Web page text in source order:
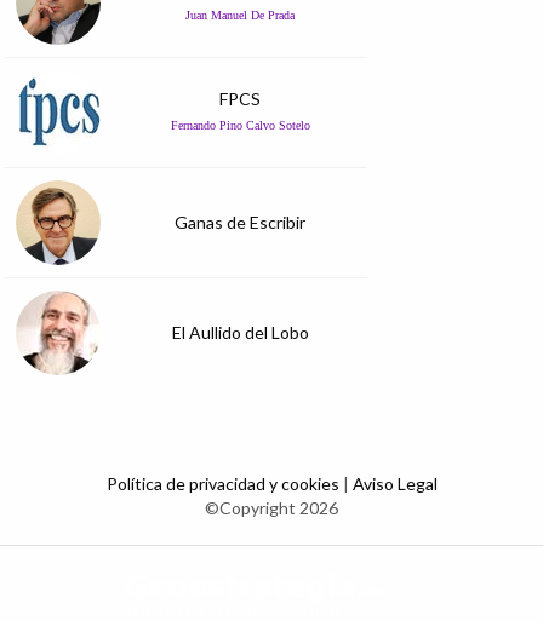
Juan Manuel De Prada
FPCS
Fernando Pino Calvo Sotelo
Ganas de Escribir
El Aullido del Lobo
Política de privacidad y cookies | Aviso Legal
©Copyright 2026